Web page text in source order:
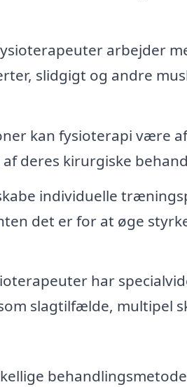
arbejder
slidgigt og andre
kan fysioterapi være
deres kirurgiske
individuelle
det er for at øge
har
slagtilfælde, multipel